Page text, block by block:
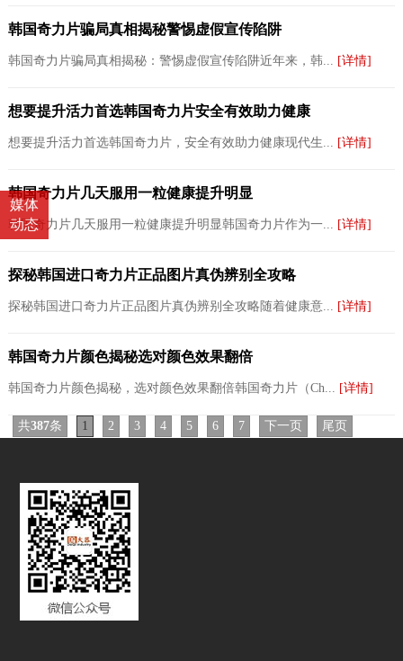
媒体
动态
韩国奇力片骗局真相揭秘警惕虚假宣传陷阱
韩国奇力片骗局真相揭秘：警惕虚假宣传陷阱近年来，韩... [详情]
想要提升活力首选韩国奇力片安全有效助力健康
想要提升活力首选韩国奇力片，安全有效助力健康现代生... [详情]
韩国奇力片几天服用一粒健康提升明显
韩国奇力片几天服用一粒健康提升明显韩国奇力片作为一... [详情]
探秘韩国进口奇力片正品图片真伪辨别全攻略
探秘韩国进口奇力片正品图片真伪辨别全攻略随着健康意... [详情]
韩国奇力片颜色揭秘选对颜色效果翻倍
韩国奇力片颜色揭秘，选对颜色效果翻倍韩国奇力片（Ch... [详情]
共387条 1 2 3 4 5 6 7 下一页 尾页